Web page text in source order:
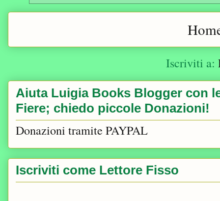
Iscriviti a:
Aiuta Luigia Books Blogger con
Fiere; chiedo piccole Donazioni!
Donazioni tramite PAYPAL
Iscriviti come Lettore Fisso